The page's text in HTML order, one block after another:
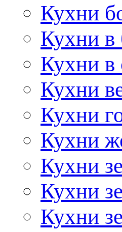
Кухни
Кухни в
Кухни в
Кухни
Кухни
Кухни
Кухни
Кухни
Кухни